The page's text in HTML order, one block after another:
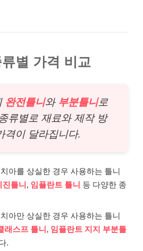
별 가격 비교
완전틀니와 부분틀니로
류별로 재료와 제작 방
격이 달라집니다.
아를 상실한 경우 사용하는 틀니
진틀니, 임플란트 틀니 등 다양한 종
아만 상실한 경우 사용하는 틀니
래스프 틀니, 임플란트 지지 부분틀
.